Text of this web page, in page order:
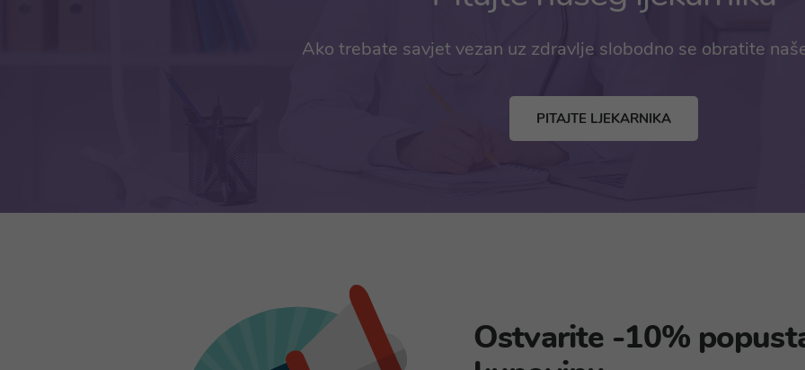
Ako trebate savjet vezan uz zdravlje slobodno se obratite
PITAJTE LJEKARNIKA
Ostvarite -10%